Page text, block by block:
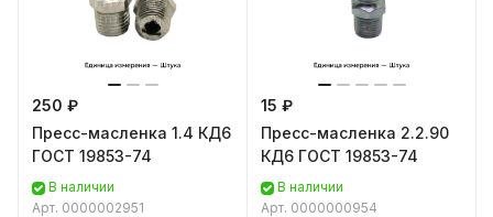
250 ₽
Пресс-масленка 1.4 КД6
ГОСТ 19853-74
В наличии
Арт. 0000002951
15 ₽
Пресс-масленка 2.2.90
КД6 ГОСТ 19853-74
В наличии
Арт. 0000000954